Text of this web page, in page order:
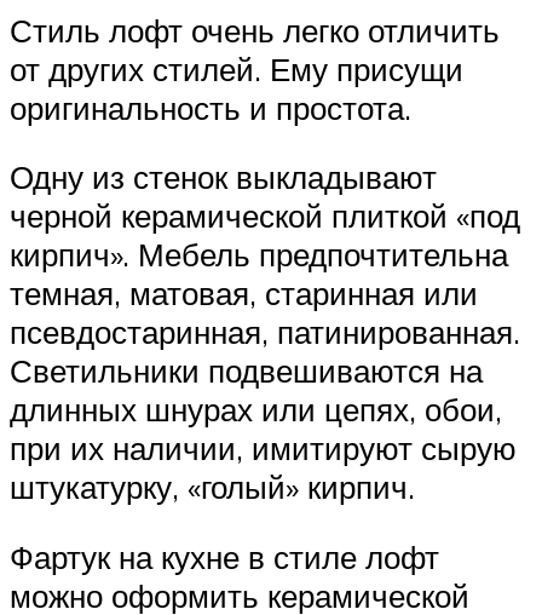
Стиль лофт очень легко отличить
от других стилей. Ему присущи
оригинальность и простота.
Одну из стенок выкладывают
черной керамической плиткой «под
кирпич». Мебель предпочтительна
темная, матовая, старинная или
псевдостаринная, патинированная.
Светильники подвешиваются на
длинных шнурах или цепях, обои,
при их наличии, имитируют сырую
штукатурку, «голый» кирпич.
Фартук на кухне в стиле лофт
можно оформить керамической